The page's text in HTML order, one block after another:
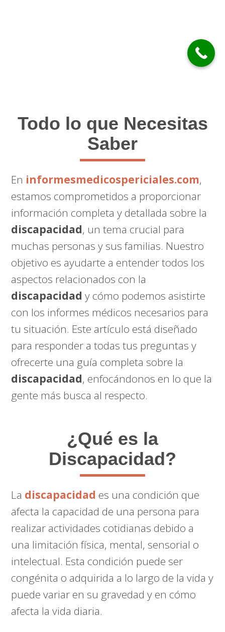
Todo lo que Necesitas
Saber
En informesmedicospericiales.com,
estamos comprometidos a proporcionar
información completa y detallada sobre la
discapacidad, un tema crucial para
muchas personas y sus familias. Nuestro
objetivo es ayudarte a entender todos los
aspectos relacionados con la
discapacidady cómo podemos asistirte
con los informes médicos necesarios para
tu situación. Este artículo está diseñado
para responder a todas tus preguntas y
ofrecerte una guía completa sobre la
discapacidad, enfocándonos en lo que la
gente más busca al respecto.
¿Qué es la
Discapacidad?
La discapacidad es una condición que
afecta la capacidad de una persona para
realizar actividades cotidianas debido a
una limitación física, mental, sensorial o
intelectual. Esta condición puede ser
congénita o adquirida a lo largo de la vida y
puede variar en su gravedad y en cómo
afecta la vida diaria.